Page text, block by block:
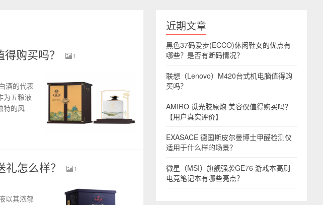
购买吗？
1
酒的代表
为五粮液
特的风
怎么样？
1
以其浓郁
近期文章
黑色37码爱步(ECCO)休闲鞋女的优点有
哪些？是否有断码情况？
联想（Lenovo）M420台式机电脑值得购
买吗？
AMIRO 觅光胶原炮 美容仪值得购买吗？
【用户真实评价】
EXASACE 德国斯皮尔曼博士甲醛检测仪
适用于什么样的场景？
微星（MSI）旗舰强袭GE76 游戏本高刷
电竞笔记本有哪些亮点？